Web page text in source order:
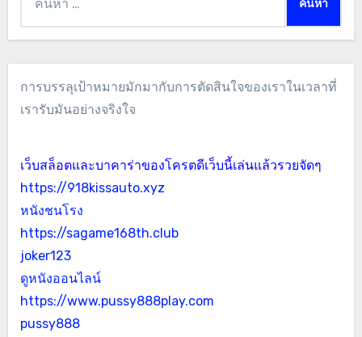
สำหรับ:
การบรรลุเป้าหมายมักมากับการตัดสินใจของเราในเวลาที่
เรารับมันอย่างจริงใจ
เว็บสล็อตและบาคาร่าของโครตดีเว็บนี้เล่นแล้วรวยจัดๆ
https://918kissauto.xyz
หนังชนโรง
https://sagame168th.club
joker123
ดูหนังออนไลน์
https://www.pussy888play.com
pussy888